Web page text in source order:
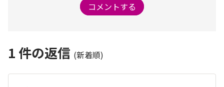
コメントする
1 件の返信 (新着順)